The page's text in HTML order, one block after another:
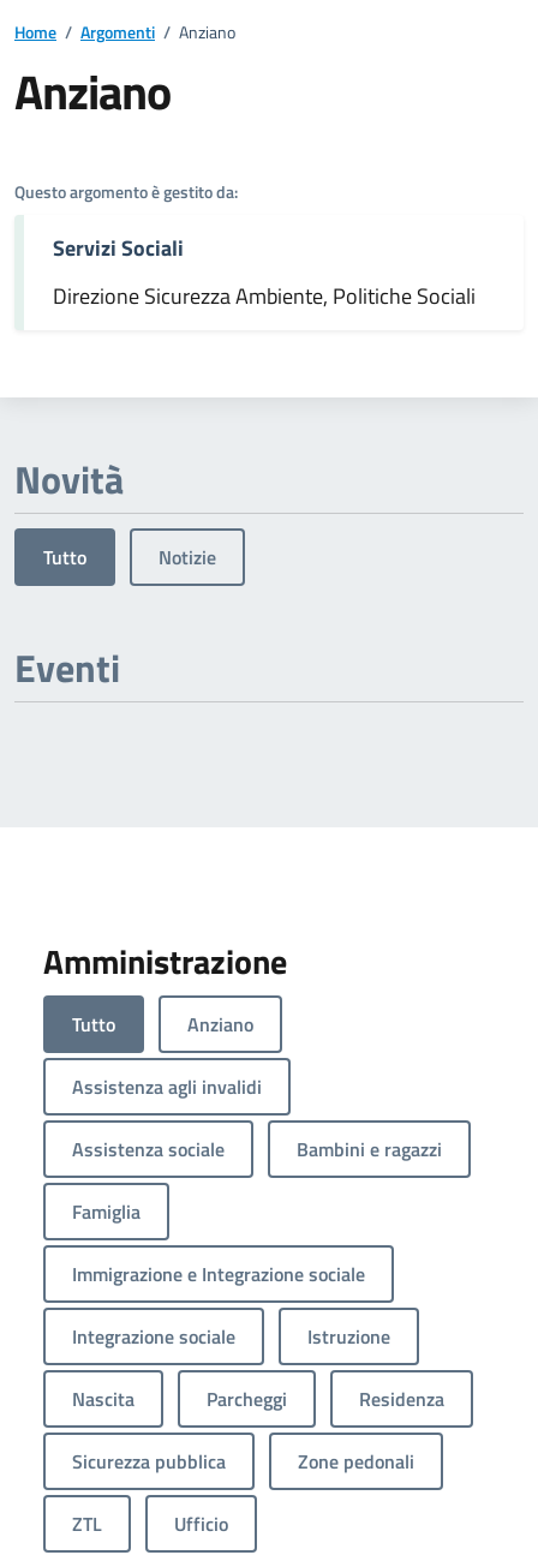
Home / Argomenti / Anziano
Anziano
Questo argomento è gestito da:
Servizi Sociali
Direzione Sicurezza Ambiente, Politiche Sociali
Novità
Tutto Notizie
Eventi
Amministrazione
Tutto Anziano
Assistenza agli invalidi
Assistenza sociale Bambini e ragazzi
Famiglia
Immigrazione e Integrazione sociale
Integrazione sociale Istruzione
Nascita Parcheggi Residenza
Sicurezza pubblica Zone pedonali
ZTL Ufficio